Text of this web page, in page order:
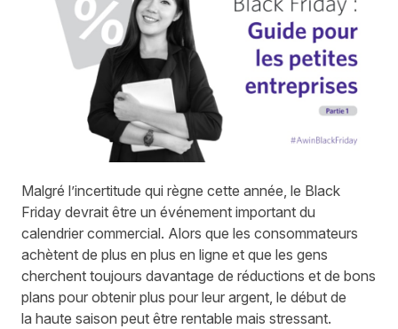
Malgré l’incertitude qui règne cette année, le Black
Friday devrait être un événement important du
calendrier commercial. Alors que les consommateurs
achètent de plus en plus en ligne et que les gens
cherchent toujours davantage de réductions et de bons
plans pour obtenir plus pour leur argent , le début de
la haute saison peut être rentable mais stressant.